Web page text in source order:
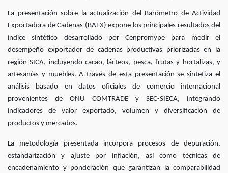
La presentación sobre la actualización del Barómetro de Actividad
Exportadora de Cadenas (BAEX) expone los principales resultados del
índice sintético desarrollado por Cenpromype para medir el
desempeño exportador de cadenas productivas priorizadas en la
región SICA, incluyendo cacao, lácteos, pesca, frutas y hortalizas, y
artesanías y muebles. A través de esta presentación se sintetiza el
análisis basado en datos oficiales de comercio internacional
provenientes de ONU COMTRADE y SEC-SIECA, integrando
indicadores de valor exportado, volumen y diversificación de
productos y mercados.
La metodología presentada incorpora procesos de depuración,
estandarización y ajuste por inflación, así como técnicas de
encadenamiento y ponderación que garantizan la comparabilidad